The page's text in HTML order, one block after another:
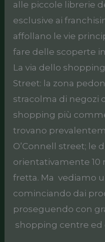
alle piccole librerie
esclusive ai
affollano le vie
fare delle scoperte
La via dello
Street: la zona
stracolma di negozi
shopping più
trovano
O’Connell street; le
orientativamente 10
fretta. Ma vediamo
cominciando dai
proseguendo con
shopping centre ed